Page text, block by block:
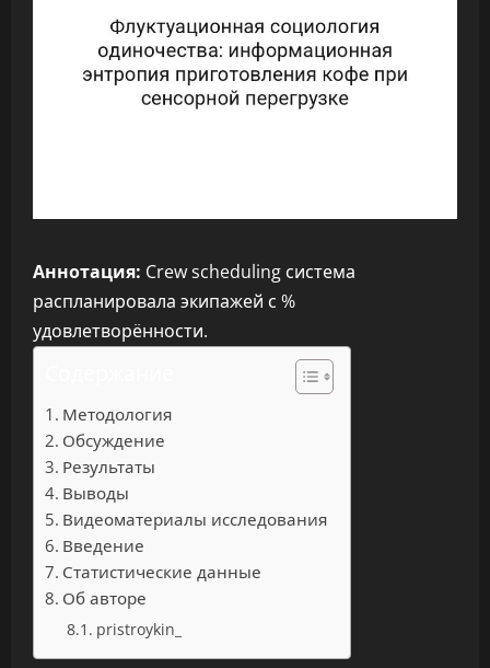
Аннотация: Crew scheduling система
распланировала экипажей с %
удовлетворённости.
Методология
Обсуждение
Результаты
Выводы
Видеоматериалы исследования
Введение
Статистические данные
Об авторе
pristroykin_